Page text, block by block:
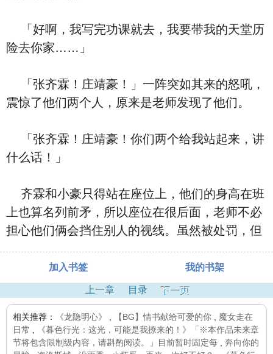
「好啊，我写完功课就去，我要带我的天堂历
险去你家……」
「张齐霖！庄靖豪！」一阵突如其来的怒吼，
震惊了他们两个人，原来是老师发现了他们。
「张齐霖！庄靖豪！你们两个给我站起来，讲
什么话！」
齐霖和小豪只得站在座位上，他们的身高在班
上也算名列前矛，所以座位在很后面，老师不必
担心他们俩会挡住别人的视线。虽然被处罚，但
加入书签 我的书架
上一章 目录 下一页
相关推荐： 《龙隐明心》 【BG】情书献给可爱的你
魔女走在
日常
《暮色行光：这光，可能是我撩来的！》「※本作品未来章
节将包含限制级内容，请斟酌阅读。」目前暂时固定每
奔向你的